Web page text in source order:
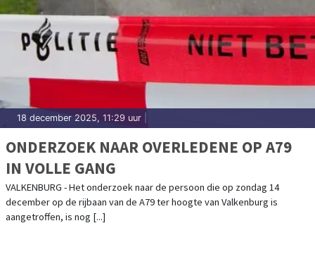
18 december 2025, 11:29 uur
ONDERZOEK NAAR OVERLEDENE OP A79
IN VOLLE GANG
VALKENBURG - Het onderzoek naar de persoon die op zondag 14
december op de rijbaan van de A79 ter hoogte van Valkenburg is
aangetroffen, is nog [...]